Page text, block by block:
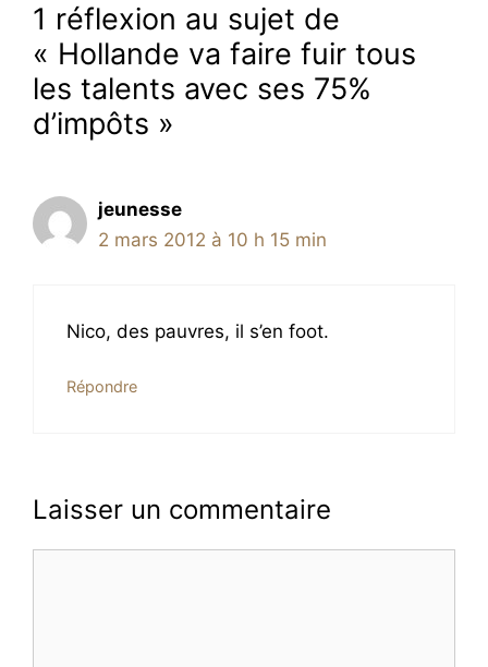
1 réflexion au sujet de
« Hollande va faire fuir tous
les talents avec ses 75%
d’impôts »
jeunesse
2 mars 2012 à 10 h 15 min
Nico, des pauvres, il s’en foot.
Répondre
Laisser un commentaire